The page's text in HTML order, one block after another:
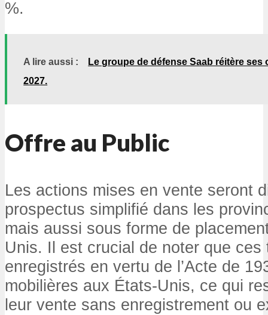
%.
A lire aussi :
Le groupe de défense Saab réitère
2027.
Offre au Public
Les actions mises en vente seront
prospectus simplifié dans les
mais aussi sous forme de
Unis. Il est crucial de noter que ces
enregistrés en vertu de l’Acte de
mobilières aux États-Unis, ce qui
leur vente sans enregistrement ou